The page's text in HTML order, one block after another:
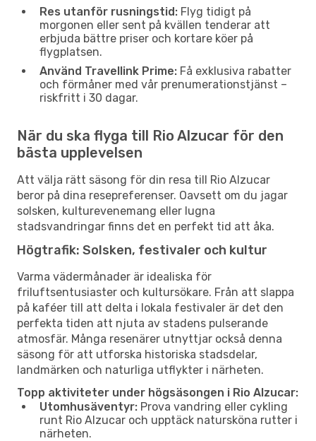
Res utanför rusningstid: Flyg tidigt på
morgonen eller sent på kvällen tenderar att
erbjuda bättre priser och kortare köer på
flygplatsen.
Använd Travellink Prime: Få exklusiva rabatter
och förmåner med vår prenumerationstjänst –
riskfritt i 30 dagar.
När du ska flyga till Rio Alzucar för den
bästa upplevelsen
Att välja rätt säsong för din resa till Rio Alzucar
beror på dina resepreferenser. Oavsett om du jagar
solsken, kulturevenemang eller lugna
stadsvandringar finns det en perfekt tid att åka.
Högtrafik: Solsken, festivaler och kultur
Varma vädermånader är idealiska för
friluftsentusiaster och kultursökare. Från att slappa
på kaféer till att delta i lokala festivaler är det den
perfekta tiden att njuta av stadens pulserande
atmosfär. Många resenärer utnyttjar också denna
säsong för att utforska historiska stadsdelar,
landmärken och naturliga utflykter i närheten.
Topp aktiviteter under högsäsongen i Rio Alzucar:
Utomhusäventyr: Prova vandring eller cykling
runt Rio Alzucar och upptäck natursköna rutter i
närheten.